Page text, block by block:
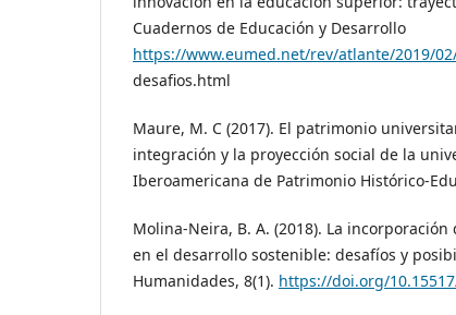
Cuadernos de Educación y Desarrollo
https://www.eumed.net/rev/atlante/2019/
desafios.html
Maure, M. C (2017). El patrimonio
integración y la proyección social de la
Iberoamericana de Patrimonio Histórico-
Molina-Neira, B. A. (2018). La
en el desarrollo sostenible: desafíos y
Humanidades, 8(1). https://doi.org/